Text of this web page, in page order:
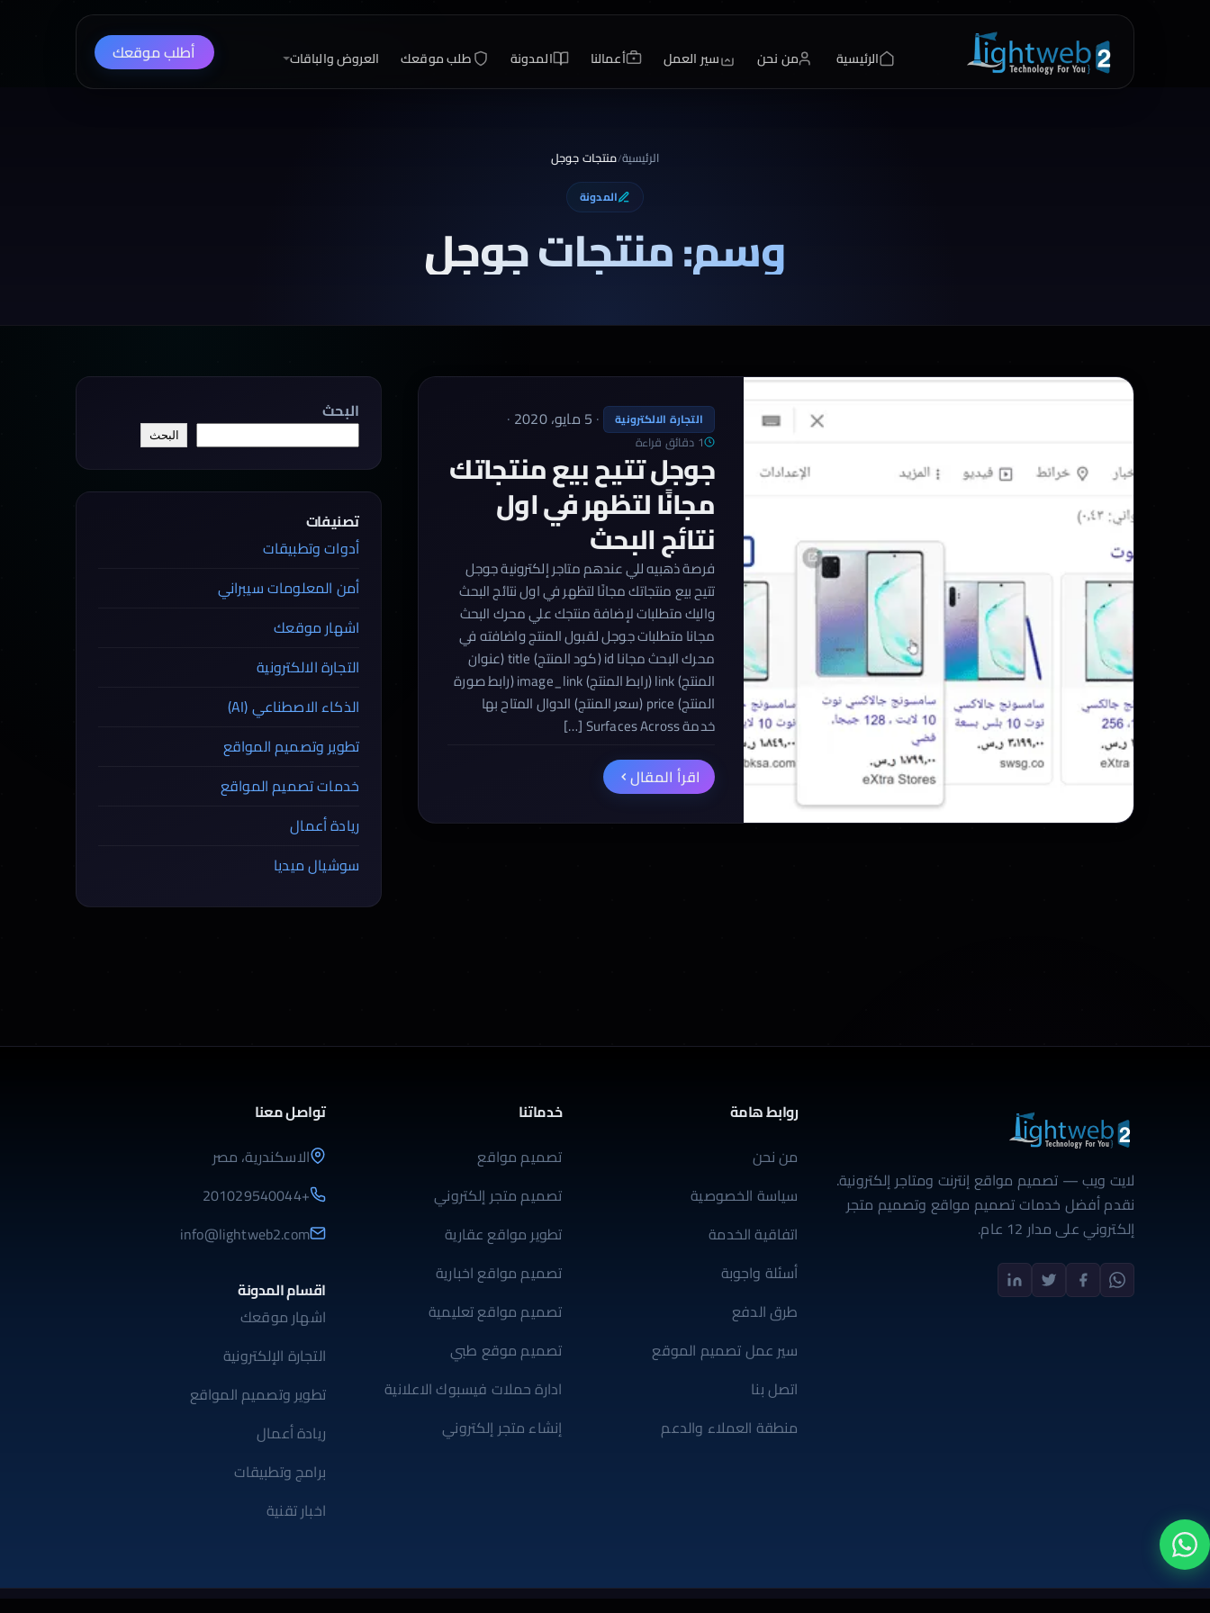
الرئيسية من نحن سير العمل أعمالنا المدونة طلب موقعك العروض والباقات أطلب موقعك
الرئيسية/منتجات جوجل
المدونة
وسم: منتجات جوجل
التجارة الالكترونية · 5 مايو، 2020 ·
1 دقائق قراءة
جوجل تتيح بيع منتجاتك
مجانًا لتظهر في اول
نتائج البحث
فرصة ذهبيه للي عندهم متاجر إلكترونية جوجل
تتيح بيع منتجاتك مجانًا لتظهر في اول نتائج البحث
واليك متطلبات لإضافة منتجك علي محرك البحث
مجانا متطلبات جوجل لقبول المنتج واضافته في
محرك البحث مجانا id (كود المنتج) title (عنوان
المنتج) link (رابط المنتج) image_link (رابط صورة
المنتج) price (سعر المنتج) الدوال المتاح بها
خدمة Surfaces Across […]
اقرأ المقال
البحث
البحث
تصنيفات
أدوات وتطبيقات
أمن المعلومات سيبراني
اشهار موقعك
التجارة الالكترونية
الذكاء الاصطناعي (AI)
تطوير وتصميم المواقع
خدمات تصميم المواقع
ريادة أعمال
سوشيال ميديا
لايت ويب — تصميم مواقع إنترنت ومتاجر إلكترونية.
نقدم أفضل خدمات تصميم مواقع وتصميم متجر
إلكتروني على مدار 12 عام.
روابط هامة
من نحن
سياسة الخصوصية
اتفاقية الخدمة
أسئلة واجوبة
طرق الدفع
سير عمل تصميم الموقع
اتصل بنا
منطقة العملاء والدعم
خدماتنا
تصميم مواقع
تصميم متجر إلكتروني
تطوير مواقع عقارية
تصميم مواقع اخبارية
تصميم مواقع تعليمية
تصميم موقع طبي
ادارة حملات فيسبوك الاعلانية
إنشاء متجر إلكتروني
تواصل معنا
الاسكندرية، مصر
+201029540044
info@lightweb2.com
اقسام المدونة
اشهار موقعك
التجارة الإلكترونية
تطوير وتصميم المواقع
ريادة أعمال
برامج وتطبيقات
اخبار تقنية